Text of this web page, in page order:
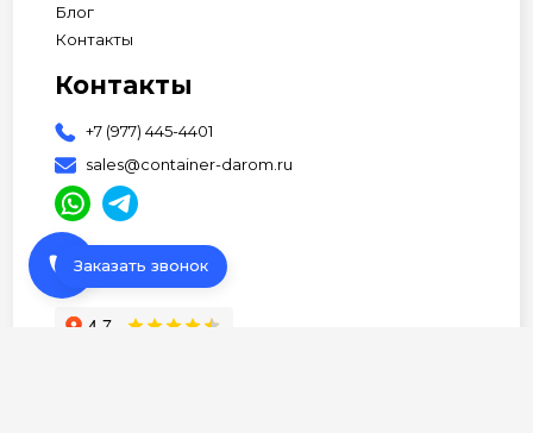
phone
Блог
Контакты
Контакты
+7 (977) 445-4401
sales@container-darom.ru
Заказать звонок